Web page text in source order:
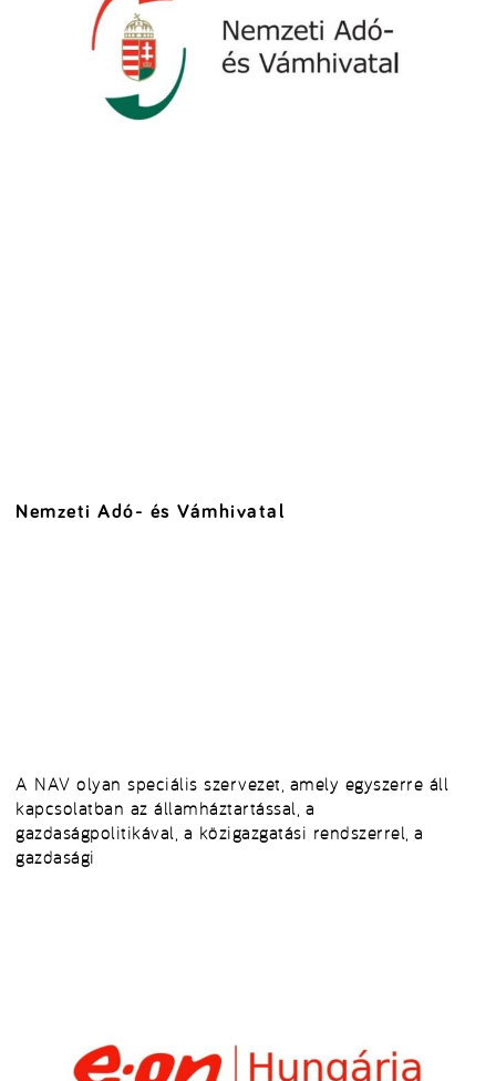
Nemzeti Adó- és Vámhivatal
A NAV olyan speciális szervezet, amely egyszerre áll
kapcsolatban az államháztartással, a
gazdaságpolitikával, a közigazgatási rendszerrel, a
gazdasági